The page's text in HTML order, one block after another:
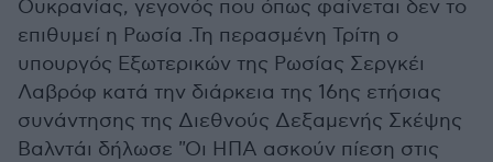
Ουκρανίας, γεγονός που όπως φαίνεται δεν το
επιθυμεί η Ρωσία .Τη περασμένη Τρίτη ο
υπουργός Εξωτερικών της Ρωσίας Σεργκέι
Λαβρόφ κατά την διάρκεια της 16ης ετήσιας
συνάντησης της Διεθνούς Δεξαμενής Σκέψης
Βαλντάι δήλωσε "Οι ΗΠΑ ασκούν πίεση στις